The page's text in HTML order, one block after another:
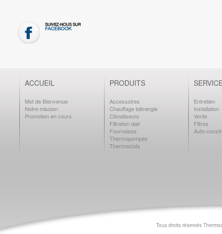
ACCUEIL
Mot de Bienvenue
Notre mission
Promotion en cours
PRODUITS
Accessoires
Chauffage biénergie
Climatiseurs
Filtration dair
Fournaises
Thermopompes
Thermostats
Entretien
Installation
Vente
Filtres
Auto-
Tous droits réservés